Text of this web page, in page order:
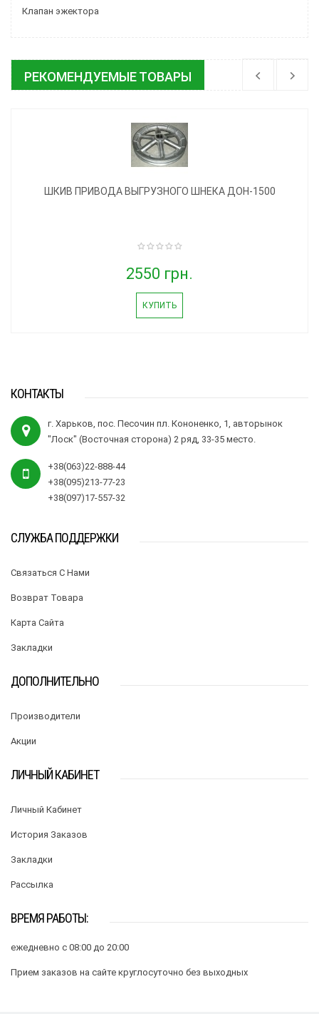
Клапан эжектора
РЕКОМЕНДУЕМЫЕ ТОВАРЫ
ШКИВ ПРИВОДА ВЫГРУЗНОГО ШНЕКА ДОН-1500
2550 грн.
КУПИТЬ
КОНТАКТЫ
г. Харьков, пос. Песочин пл. Кононенко, 1, авторынок
"Лоск" (Восточная сторона) 2 ряд, 33-35 место.
+38(063)22-888-44
+38(095)213-77-23
+38(097)17-557-32
СЛУЖБА ПОДДЕРЖКИ
Связаться С Нами
Возврат Товара
Карта Сайта
Закладки
ДОПОЛНИТЕЛЬНО
Производители
Акции
ЛИЧНЫЙ КАБИНЕТ
Личный Кабинет
История Заказов
Закладки
Рассылка
ВРЕМЯ РАБОТЫ:
ежедневно с 08:00 до 20:00
Прием заказов на сайте круглосуточно без выходных